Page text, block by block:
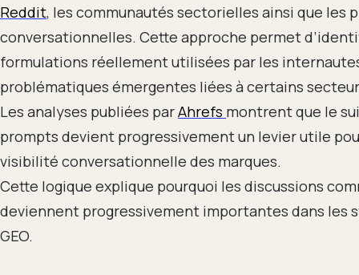
Reddit, les communautés sectorielles ainsi que les
conversationnelles. Cette approche permet
formulations réellement utilisées par les
problématiques émergentes liées à certains
Les analyses publiées parAhrefs montrent que le
prompts devient progressivement un levier utile
visibilité conversationnelle des marques.
Cette logique explique pourquoi les discussions
deviennent progressivement importantes dans les
GEO.